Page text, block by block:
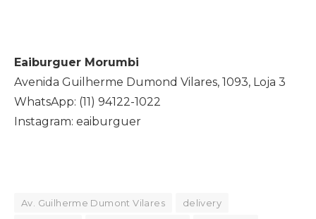
Eaiburguer Morumbi
Avenida Guilherme Dumond Vilares, 1093, Loja 3
WhatsApp: (11) 94122-1022
Instagram: eaiburguer
Av. Guilherme Dumont Vilares delivery